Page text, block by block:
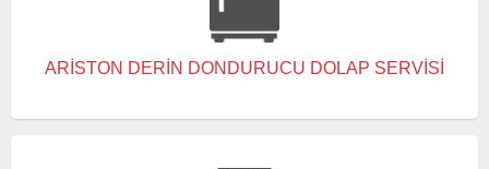
ARISTON DERIN DONDURUCU DOLAP SERVISI